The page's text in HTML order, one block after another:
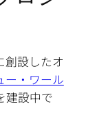
創設したオ
ー・ワール
建設中で